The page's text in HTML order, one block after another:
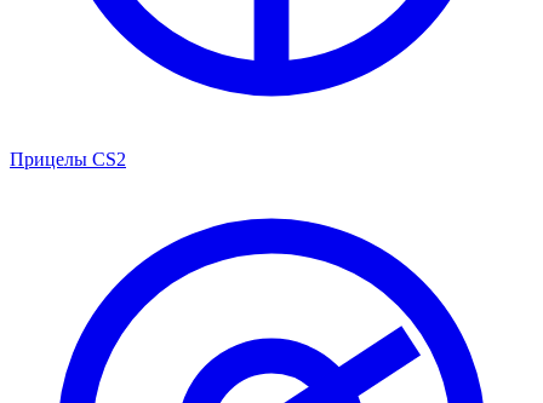
Прицелы CS2